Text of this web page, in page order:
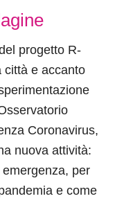
progetto R-
città e accanto
Coronavirus,
nuova attività:
per
e come